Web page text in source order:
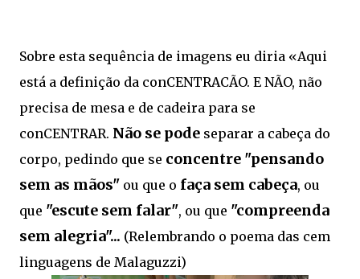
Sobre esta sequência de imagens eu diria «Aqui
está a definição da conCENTRACÃO. E NÃO, não
precisa de mesa e de cadeira para se
conCENTRAR. Não se pode separar a cabeça do
corpo, pedindo que se concentre "pensando
sem as mãos" ou que o faça sem cabeça, ou
que "escute sem falar", ou que "compreenda
sem alegria"... (Relembrando o poema das cem
linguagens de Malaguzzi)